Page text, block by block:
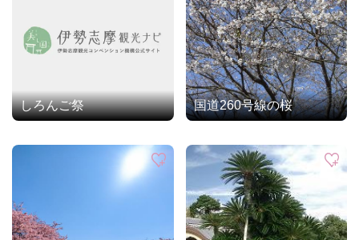
しろんご祭 国道260号線の桜